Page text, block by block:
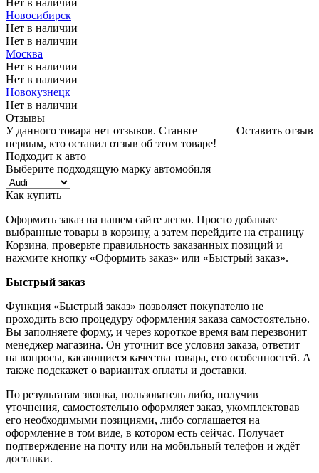
Новосибирск
Нет в наличии
Нет в наличии
Москва
Нет в наличии
Нет в наличии
Новокузнецк
Нет в наличии
Отзывы
Оставить отзыв
У данного товара нет отзывов. Станьте
первым, кто оставил отзыв об этом товаре!
Подходит к авто
Выберите подходящую марку автомобиля
Как купить
Оформить заказ на нашем сайте легко. Просто добавьте
выбранные товары в корзину, а затем перейдите на страницу
Корзина, проверьте правильность заказанных позиций и
нажмите кнопку «Оформить заказ» или «Быстрый заказ».
Быстрый заказ
Функция «Быстрый заказ» позволяет покупателю не
проходить всю процедуру оформления заказа самостоятельно.
Вы заполняете форму, и через короткое время вам перезвонит
менеджер магазина. Он уточнит все условия заказа, ответит
на вопросы, касающиеся качества товара, его особенностей. А
также подскажет о вариантах оплаты и доставки.
По результатам звонка, пользователь либо, получив
уточнения, самостоятельно оформляет заказ, укомплектовав
его необходимыми позициями, либо соглашается на
оформление в том виде, в котором есть сейчас. Получает
подтверждение на почту или на мобильный телефон и ждёт
доставки.